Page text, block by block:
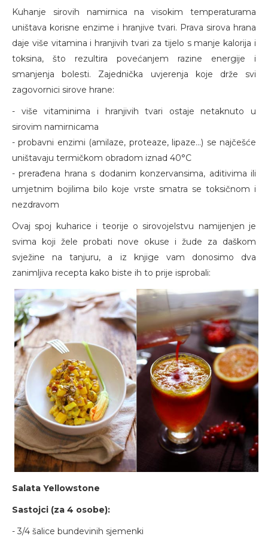
Kuhanje sirovih namirnica na visokim temperaturama
uništava korisne enzime i hranjive tvari. Prava sirova hrana
daje više vitamina i hranjivih tvari za tijelo s manje kalorija i
toksina, što rezultira povećanjem razine energije i
smanjenja bolesti. Zajednička uvjerenja koje drže svi
zagovornici sirove hrane:
- više vitaminima i hranjivih tvari ostaje netaknuto u
sirovim namirnicama
- probavni enzimi (amilaze, proteaze, lipaze...) se najčešće
uništavaju termičkom obradom iznad 40°C
- prerađena hrana s dodanim konzervansima, aditivima ili
umjetnim bojilima bilo koje vrste smatra se toksičnom i
nezdravom
Ovaj spoj kuharice i teorije o sirovojelstvu namijenjen je
svima koji žele probati nove okuse i žude za daškom
svježine na tanjuru, a iz knjige vam donosimo dva
zanimljiva recepta kako biste ih to prije isprobali:
Salata Yellowstone
Sastojci (za 4 osobe):
- 3/4 šalice bundevinih sjemenki